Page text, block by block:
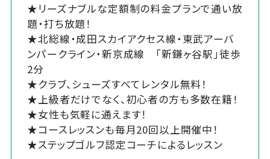
★リーズナブルな定額制の料金プランで通い放
題・打ち放題！
★北総線・成田スカイアクセス線・東武アーバ
ンパークライン・新京成線 「新鎌ヶ谷駅」徒歩
2分
★クラブ、シューズすべてレンタル無料！
★上級者だけでなく、初心者の方も多数在籍！
★女性も気軽に通えます！
★コースレッスンも毎月20回以上開催中！
★ステップゴルフ認定コーチによるレッスン